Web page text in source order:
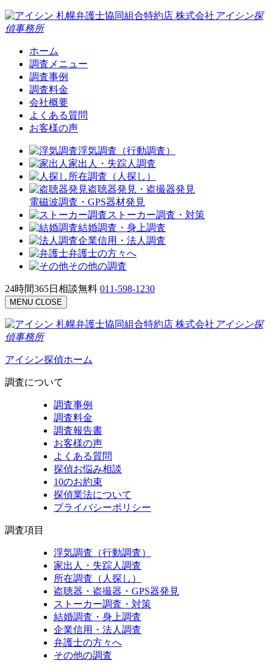
札幌弁護士協同組合特約店 株式会社 アイシン探
偵事務所
ホーム
調査メニュー
調査事例
調査料金
会社概要
よくある質問
お客様の声
浮気調査（行動調査）
家出人・失踪人調査
所在調査（人探し）
盗聴器発見・盗撮器発見
電磁波調査・GPS器材発見
ストーカー調査・対策
結婚調査・身上調査
企業信用・法人調査
弁護士の方々へ
その他の調査
24時間365日相談無料 011-598-1230
MENU CLOSE
札幌弁護士協同組合特約店 株式会社 アイシン探
偵事務所
アイシン探偵ホーム
調査について
調査事例
調査料金
調査報告書
お客様の声
よくある質問
探偵お悩み相談
10のお約束
探偵業法について
プライバシーポリシー
調査項目
浮気調査（行動調査）
家出人・失踪人調査
所在調査（人探し）
盗聴器・盗撮器・GPS器発見
ストーカー調査・対策
結婚調査・身上調査
企業信用・法人調査
弁護士の方々へ
その他の調査